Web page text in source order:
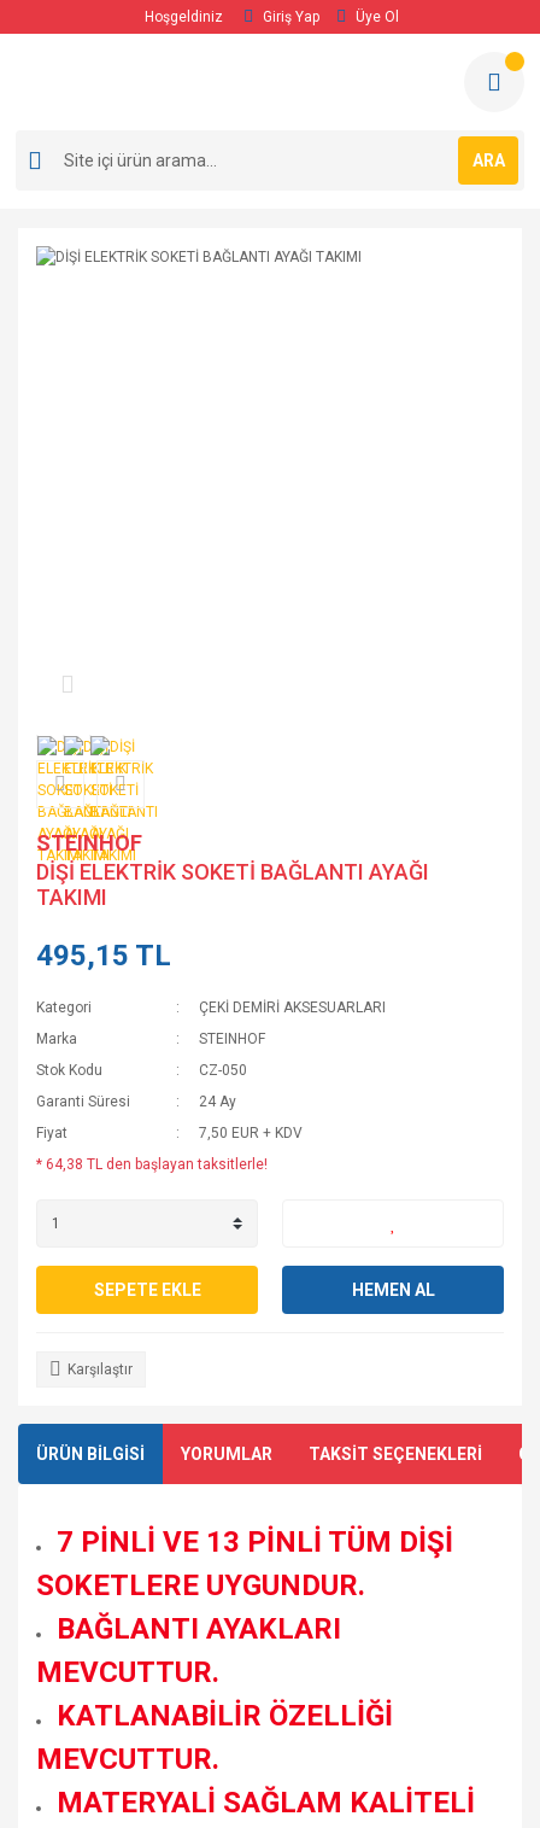
Hoşgeldiniz Giriş Yap Üye Ol
ARA
STEINHOF
DİŞİ ELEKTRİK SOKETİ BAĞLANTI AYAĞI
TAKIMI
495,15 TL
Kategori
ÇEKİ DEMİRİ AKSESUARLARI
Marka
STEINHOF
Stok Kodu
CZ-050
Garanti Süresi
24 Ay
Fiyat
7,50 EUR + KDV
* 64,38 TL den başlayan taksitlerle!
SEPETE EKLE HEMEN AL
Karşılaştır
ÜRÜN BİLGİSİ YORUMLAR TAKSİT SEÇENEKLERİ
7 PİNLİ VE 13 PİNLİ TÜM DİŞİ
SOKETLERE UYGUNDUR.
BAĞLANTI AYAKLARI
MEVCUTTUR.
KATLANABİLİR ÖZELLİĞİ
MEVCUTTUR.
MATERYALİ SAĞLAM KALİTELİ